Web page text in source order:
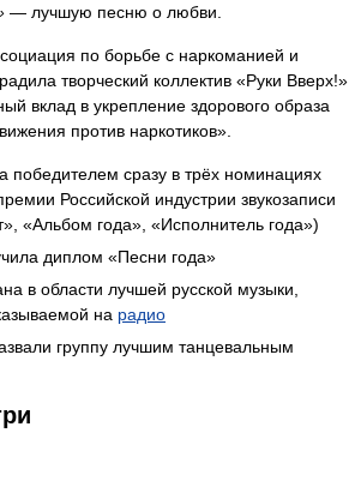
— лучшую песню о любви.
по борьбе с наркоманией и
творческий коллектив «Руки Вверх!»
вклад в укрепление здорового образа
против наркотиков».
победителем сразу в трёх номинациях
Российской индустрии звукозаписи
«Альбом года», «Исполнитель года»)
диплом «Песни года»
в области лучшей русской музыки,
на радио
группу лучшим танцевальным